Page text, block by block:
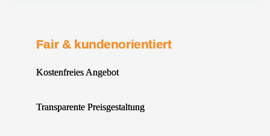
Fair & kundenorientiert
Kostenfreies Angebot
Transparente Preisgestaltung